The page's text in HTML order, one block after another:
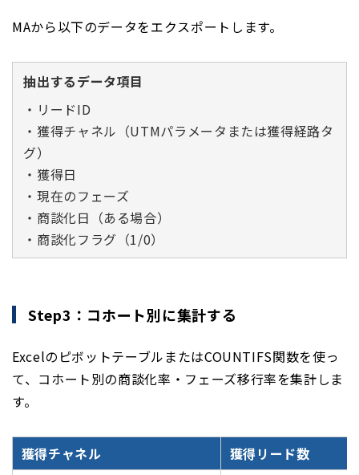
MAから以下のデータをエクスポートします。
抽出するデータ項目
・リードID
・獲得チャネル（UTMパラメータまたは獲得経路タ
グ）
・獲得日
・現在のフェーズ
・商談化日（ある場合）
・商談化フラグ（1/0）
Step3：コホート別に集計する
ExcelのピボットテーブルまたはCOUNTIFS関数を使っ
て、コホート別の商談化率・フェーズ移行率を集計しま
す。
獲得チャネル
獲得リード数